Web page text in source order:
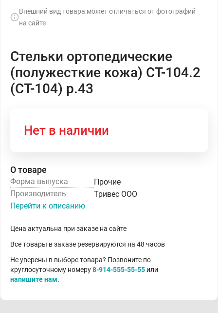
Внешний вид товара может отличаться от фотографий
на сайте
Стельки ортопедические
(полужесткие кожа) СТ-104.2
(СТ-104) р.43
Нет в наличии
О товаре
Форма выпуска
Прочие
Производитель
Тривес ООО
Перейти к описанию
Цена актуальна при заказе на сайте
Все товары в заказе резервируются на 48 часов
Не уверены в выборе товара? Позвоните по
круглосуточному номеру8-914-555-55-55 или
напишите нам.